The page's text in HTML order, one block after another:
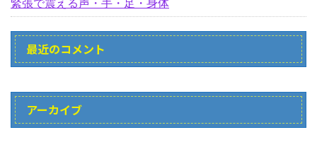
緊張で震える声・手・足・身体
最近のコメント
アーカイブ